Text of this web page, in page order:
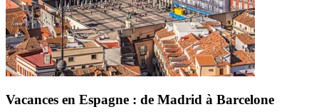
Vacances en Espagne : de Madrid à Barcelone